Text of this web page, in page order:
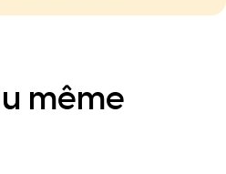
même